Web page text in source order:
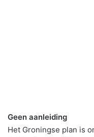
Geen aanleiding
Het Groningse plan is